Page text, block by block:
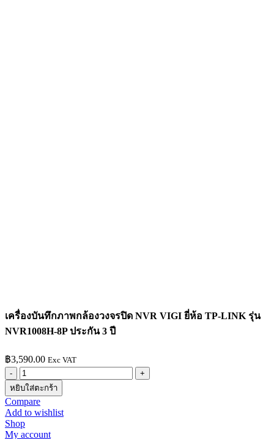
เครื่องบันทึกภาพกล้องวงจรปิด NVR VIGI ยี่ห้อ TP-LINK รุ่น
NVR1008H-8P ประกัน 3 ปี
฿3,590.00 Exc VAT
จำนวน
เครื่อง
บันทึก
ภาพ
กล้อง
หยิบใส่ตะกร้า
Compare
Add to wishlist
Shop
My account